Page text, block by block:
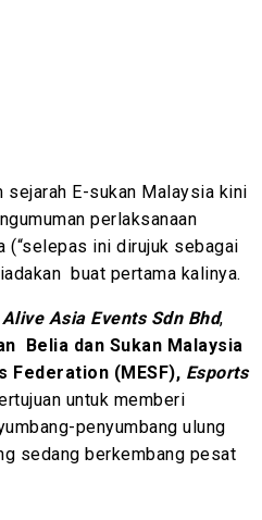
E-sukan Malaysia kini
perlaksanaan
(“selepas ini dirujuk sebagai
buat pertama kalinya.
Alive Asia Events Sdn Bhd,
Belia dan Sukan Malaysia
Federation (MESF), Esports
untuk memberi
penyumbang ulung
sedang berkembang pesat